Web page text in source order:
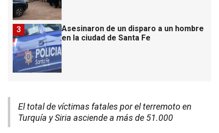
Asesinaron de un disparo a un hombre
en la ciudad de Santa Fe
3
El total de víctimas fatales por el terremoto en
Turquía y Siria asciende a más de 51.000